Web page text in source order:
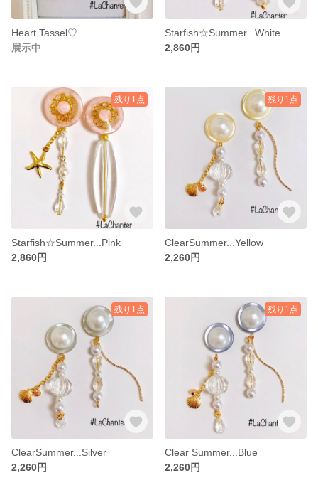
Heart Tassel♡
展示中
Starfish☆Summer...White
2,860円
残り1点
Starfish☆Summer...Pink
2,860円
残り1点
ClearSummer...Yellow
2,260円
残り1点
ClearSummer...Silver
2,260円
残り1点
Clear Summer...Blue
2,260円